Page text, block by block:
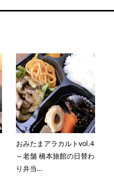
おみたまアラカルトvol.4
～老舗 橋本旅館の日替わ
り弁当...